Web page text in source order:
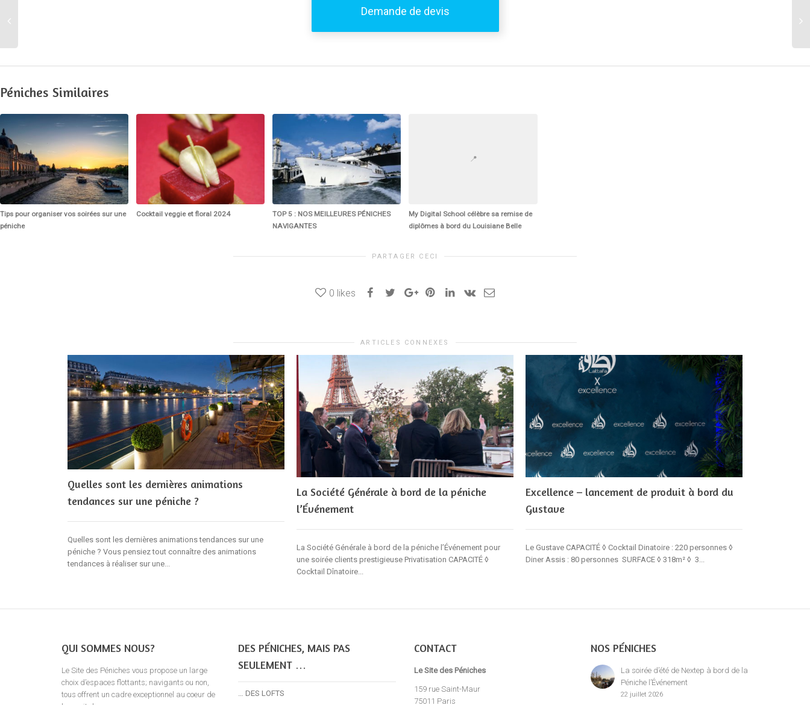
Demande de devis
Péniches Similaires
Tips pour organiser vos soirées sur une
péniche
Cocktail veggie et floral 2024
TOP 5 : NOS MEILLEURES PÉNICHES
NAVIGANTES
📍
My Digital School célèbre sa remise de
diplômes à bord du Louisiane Belle
PARTAGER CECI
0 likes
ARTICLES CONNEXES
Quelles sont les dernières animations
tendances sur une péniche ?
Quelles sont les dernières animations tendances sur une
péniche ? Vous pensiez tout connaître des animations
tendances à réaliser sur une...
La Société Générale à bord de la péniche
l’Événement
La Société Générale à bord de la péniche l’Événement pour
une soirée clients prestigieuse Privatisation CAPACITÉ ◊
Cocktail Dînatoire...
Excellence – lancement de produit à bord du
Gustave
Le Gustave CAPACITÉ ◊ Cocktail Dinatoire : 220 personnes ◊
Diner Assis : 80 personnes SURFACE ◊ 318m² ◊ 3...
QUI SOMMES NOUS?
Le Site des Péniches vous propose un large
choix d’espaces flottants; navigants ou non,
tous offrent un cadre exceptionnel au coeur de
DES PÉNICHES, MAIS PAS
SEULEMENT …
… DES LOFTS
CONTACT
Le Site des Péniches
159 rue Saint-Maur
75011 Paris
NOS PÉNICHES
La soirée d’été de Nextep à bord de la
Péniche l’Événement
22 juillet 2026